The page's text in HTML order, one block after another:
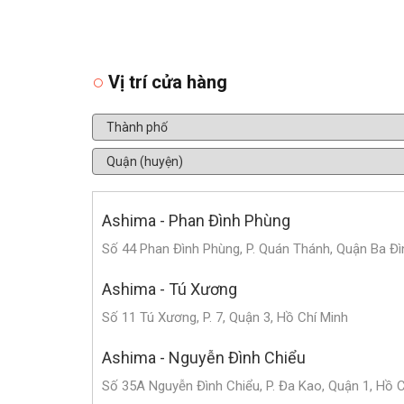
Vị trí cửa hàng
Ashima - Phan Đình Phùng
Số 44 Phan Đình Phùng, P. Quán Thánh, Quận Ba
Ashima - Tú Xương
Số 11 Tú Xương, P. 7, Quận 3, Hồ Chí Minh
Ashima - Nguyễn Đình Chiểu
Số 35A Nguyễn Đình Chiểu, P. Đa Kao, Quận 1, Hồ